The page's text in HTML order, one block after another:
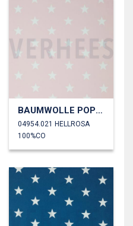
BAUMWOLLE POPELINE STERNE
04954.021 HELLROSA
100%CO